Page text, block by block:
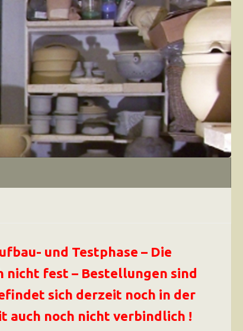
und Testphase – Die
nicht fest – Bestellungen sind
sich derzeit noch in der
auch noch nicht verbindlich !